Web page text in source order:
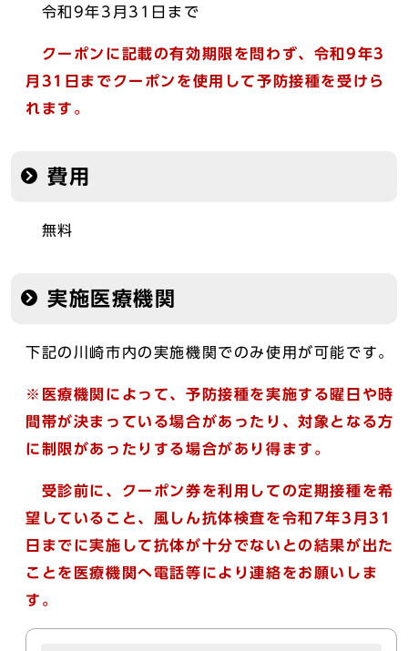
令和9年3月31日まで
クーポンに記載の有効期限を問わず、令和9年3
月31日までクーポンを使用して予防接種を受けら
れます。
費用
無料
実施医療機関
下記の川崎市内の実施機関でのみ使用が可能です。
※医療機関によって、予防接種を実施する曜日や時
間帯が決まっている場合があったり、対象となる方
に制限があったりする場合があり得ます。
受診前に、 クーポン券を利用しての定期接種を希
望していること、風しん抗体検査を令和7年3月31
日までに実施して抗体が十分でないとの結果が出た
ことを医療機関へ電話等により連絡をお願いしま
す。